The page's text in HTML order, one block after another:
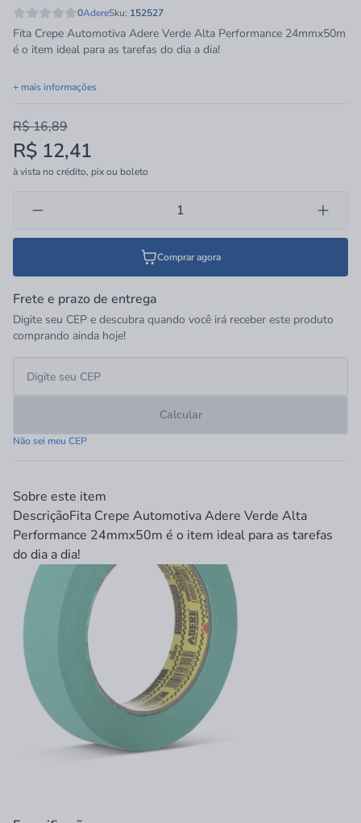
0AdereSku: 152527
Fita Crepe Automotiva Adere Verde Alta Performance 24mmx50m
é o item ideal para as tarefas do dia a dia!
+ mais informações
R$ 16,89
R$ 12,41
à vista no crédito, pix ou boleto
Comprar agora
Frete e prazo de entrega
Digite seu CEP e descubra quando você irá receber este produto
comprando ainda hoje!
Calcular
Não sei meu CEP
Sobre este item
DescriçãoFita Crepe Automotiva Adere Verde Alta
Performance 24mmx50m é o item ideal para as tarefas
do dia a dia!